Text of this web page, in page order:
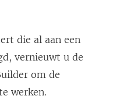
die al aan een
vernieuwt u de
om de
werken.